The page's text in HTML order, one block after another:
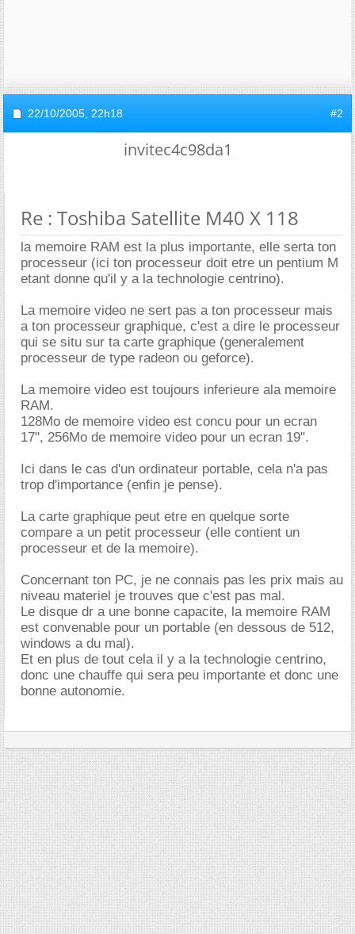
22/10/2005, 22h18 #2
invitec4c98da1
Re : Toshiba Satellite M40 X 118
la memoire RAM est la plus importante, elle serta ton
processeur (ici ton processeur doit etre un pentium M
etant donne qu'il y a la technologie centrino).
La memoire video ne sert pas a ton processeur mais
a ton processeur graphique, c'est a dire le processeur
qui se situ sur ta carte graphique (generalement
processeur de type radeon ou geforce).
La memoire video est toujours inferieure ala memoire
RAM.
128Mo de memoire video est concu pour un ecran
17", 256Mo de memoire video pour un ecran 19".
Ici dans le cas d'un ordinateur portable, cela n'a pas
trop d'importance (enfin je pense).
La carte graphique peut etre en quelque sorte
compare a un petit processeur (elle contient un
processeur et de la memoire).
Concernant ton PC, je ne connais pas les prix mais au
niveau materiel je trouves que c'est pas mal.
Le disque dr a une bonne capacite, la memoire RAM
est convenable pour un portable (en dessous de 512,
windows a du mal).
Et en plus de tout cela il y a la technologie centrino,
donc une chauffe qui sera peu importante et donc une
bonne autonomie.